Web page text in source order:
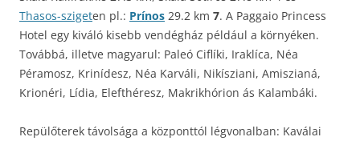
Thasos-szigeten pl.: Prínos 29.2 km 7. A Paggaio Princess
Hotel egy kiváló kisebb vendégház például a környéken.
Továbbá, illetve magyarul: Paleó Ciflíki, Iraklíca, Néa
Péramosz, Krinídesz, Néa Karváli, Nikísziani, Amiszianá,
Krionéri, Lídia, Elefthéresz, Makrikhórion ás Kalambáki.
Repülőterek távolsága a központtól légvonalban: Kaválai